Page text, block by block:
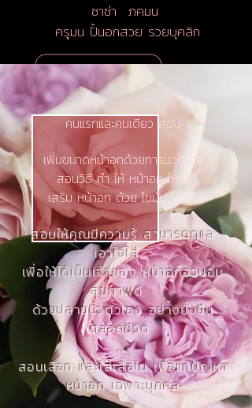
ซาซ่า ภคมน
ครูมน ปั้นอกสวย รวยบุคลิก
คนแรกและคนเดียว สอน
เพิ่มขนาดหน้าอกด้วยการนวดโกย
สอน​วิธี ทํา ให้ หน้าอก ใหญ่
เสริม หน้าอก ด้วย ไขมันตัวเอง
สอนให้คุณมีความรู้ สามารถดูแล
เอาใจใส่
เพื่อให้ได้เป็นเจ้าของ หน้าอกอวบอิ่ม
สุขภาพดี
ด้วยปลายนิ้วตัวเอง อย่างยั่งยืน
ตลอดชีวิต
...
สอนเลือก และใส่เสื้อใน เพื่อแก้ปัญหา
หน้าอก เฉพาะบุคคล